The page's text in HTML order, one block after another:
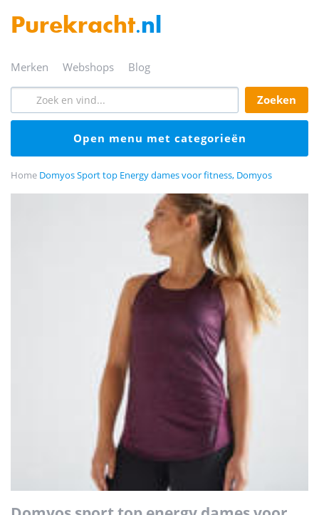
Purekracht.nl
merken webshops blog
zoeken
open menu met categorieën
Home Domyos Sport top Energy dames voor fitness, Domyos